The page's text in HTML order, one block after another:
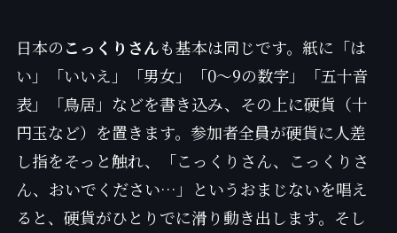
日本のこっくりさんも基本は同じです。紙に「は
い」「いいえ」「男女」「0〜9の数字」「五十音
表」「鳥居」などを書き込み、その上に硬貨（十
円玉など）を置きます。参加者全員が硬貨に人差
し指をそっと触れ、「こっくりさん、こっくりさ
ん、おいでください…」というおまじないを唱え
ると、硬貨がひとりでに滑り動き出します。そし